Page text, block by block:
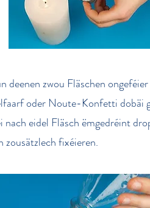
deenen zwou Fläschen
oder Noute-Konfetti dobäi
nach eidel Fläsch ëmgedréint
zousätzlech fixéieren.